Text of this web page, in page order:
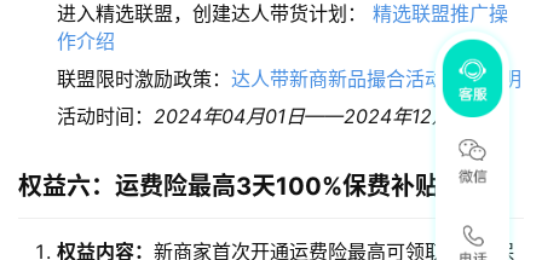
进入精选联盟，创建达人带货计划： 精选联盟推广操
作介绍
联盟限时激励政策： 达人带新商新品撮合活动政策说明
活动时间： 2024年04月01日——2024年12月31日
权益六：运费险最高3天100%保费补贴
权益内容： 新商家首次开通运费险最高可领取3天内保